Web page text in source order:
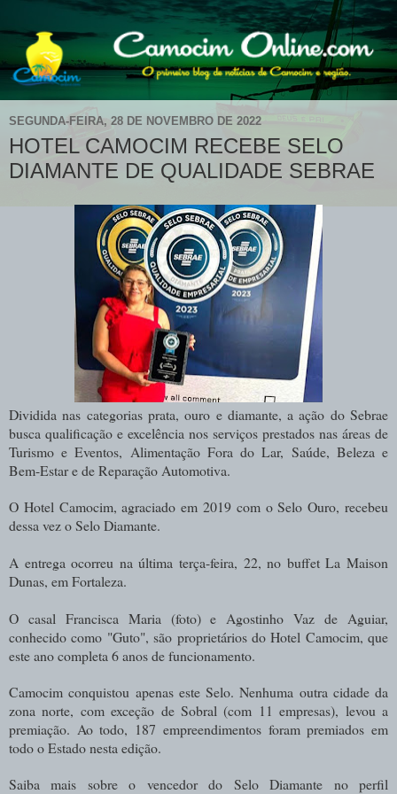
SEGUNDA-FEIRA, 28 DE NOVEMBRO DE 2022
HOTEL CAMOCIM RECEBE SELO
DIAMANTE DE QUALIDADE SEBRAE
Dividida nas categorias prata, ouro e diamante, a ação do Sebrae
busca qualificação e excelência nos serviços prestados nas áreas de
Turismo e Eventos, Alimentação Fora do Lar, Saúde, Beleza e
Bem-Estar e de Reparação Automotiva.
O Hotel Camocim, agraciado em 2019 com o Selo Ouro, recebeu
dessa vez o Selo Diamante.
A entrega ocorreu na última terça-feira, 22, no buffet La Maison
Dunas, em Fortaleza.
O casal Francisca Maria (foto) e Agostinho Vaz de Aguiar,
conhecido como "Guto", são proprietários do Hotel Camocim, que
este ano completa 6 anos de funcionamento.
Camocim conquistou apenas este Selo. Nenhuma outra cidade da
zona norte, com exceção de Sobral (com 11 empresas), levou a
premiação. Ao todo, 187 empreendimentos foram premiados em
todo o Estado nesta edição.
Saiba mais sobre o vencedor do Selo Diamante no perfil